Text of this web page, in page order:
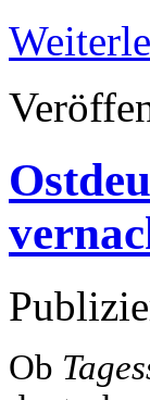
Ob